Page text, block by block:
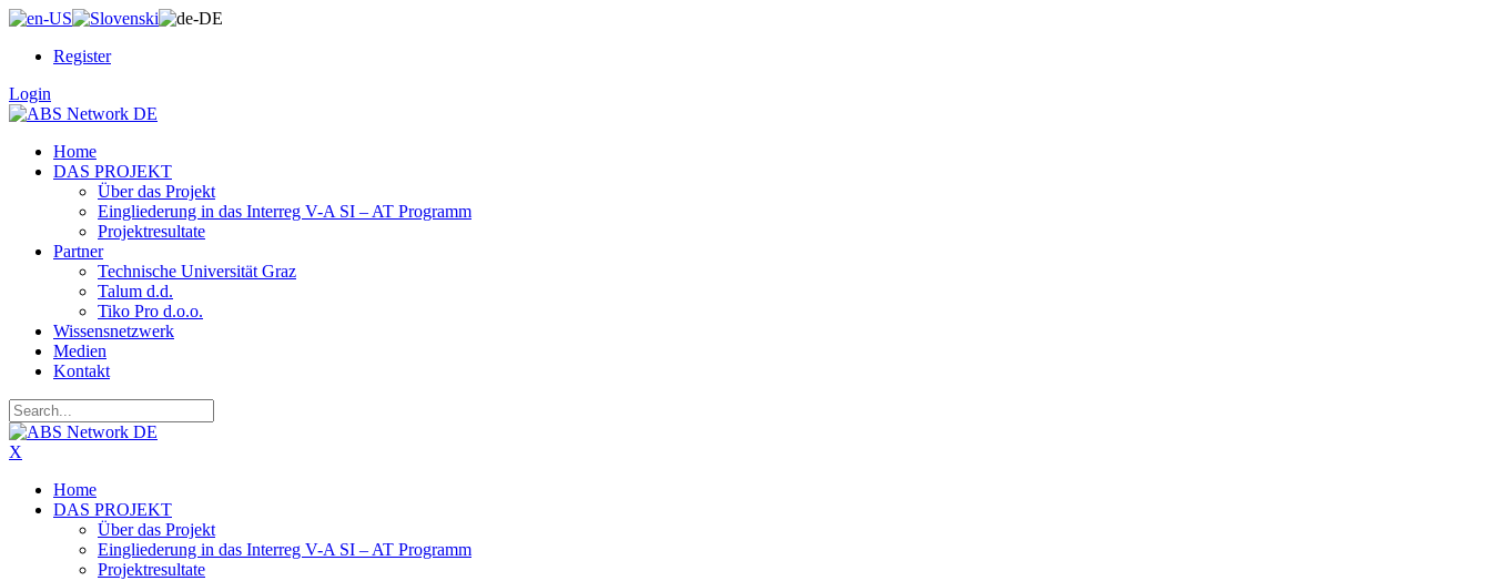
Register
Login
Home
DAS PROJEKT
Über das Projekt
Eingliederung in das Interreg V-A SI – AT Programm
Projektresultate
Partner
Technische Universität Graz
Talum d.d.
Tiko Pro d.o.o.
Wissensnetzwerk
Medien
Kontakt
X
Home
DAS PROJEKT
Über das Projekt
Eingliederung in das Interreg V-A SI – AT Programm
Projektresultate